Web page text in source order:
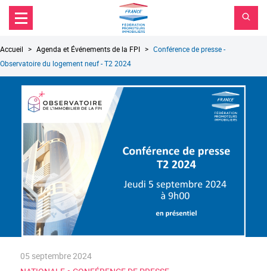
Aller au contenu principal
Aller au menu principal
Aller à la recherche
FPI
France
Accueil Agenda et Événements de la FPI
Conférence de presse -
Observatoire du logement neuf - T2 2024
05 septembre 2024